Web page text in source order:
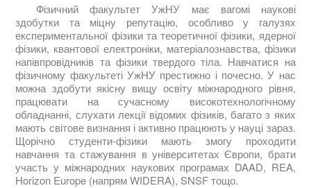
Фізичний факультет УжНУ має вагомі наукові
здобутки та міцну репутацію, особливо у галузях
експериментальної фізики та теоретичної фізики, ядерної
фізики, квантової електроніки, матеріалознавства, фізики
напівпровідників та фізики твердого тіла. Навчатися на
фізичному факультеті УжНУ престижно і почесно. У нас
можна здобути якісну вищу освіту міжнародного рівня,
працювати на сучасному високотехнологічному
обладнанні, слухати лекції відомих фізиків, багато з яких
мають світове визнання і активно працюють у науці зараз.
Щорічно студенти-фізики мають змогу проходити
навчання та стажування в університетах Європи, брати
участь у міжнародних наукових програмах DAAD, REA,
Horizon Europe (напрям WIDERA), SNSF тощо.